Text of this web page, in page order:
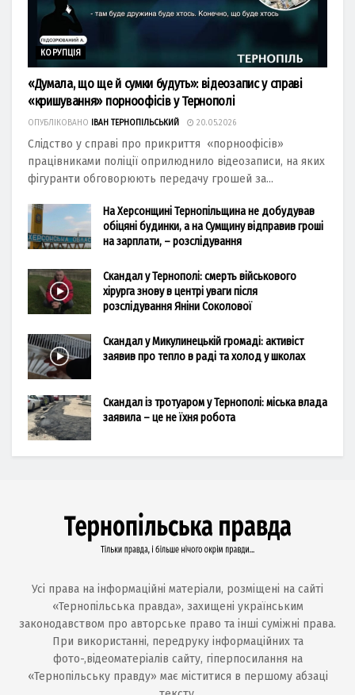
КОРУПЦІЯ
«Думала, що ще й сумки будуть»: відеозапис у справі
«кришування» порноофісів у Тернополі
ОПУБЛІКОВАНО ІВАН ТЕРНОПІЛЬСЬКИЙ 20.05.2026
Слідство у справі про прикриття «порноофісів»
працівниками поліції оприлюднило відеозаписи, на яких
фігуранти обговорюють передачу грошей за...
На Херсонщині Тернопільщина не добудував
обіцяні будинки, а на Сумщину відправив гроші
на зарплати, – розслідування
Скандал у Тернополі: смерть військового
хірурга знову в центрі уваги після
розслідування Яніни Соколової
Скандал у Микулинецькій громаді: активіст
заявив про тепло в раді та холод у школах
Скандал із тротуаром у Тернополі: міська влада
заявила – це не їхня робота
Усі права на інформаційні матеріали, розміщені на сайті
«Тернопільська правда», захищені українським
законодавством про авторське право та інші суміжні права.
При використанні, передруку інформаційних та
фото-,відеоматеріалів сайту, гіперпосилання на
«Тернопільську правду» має міститися в першому абзаці